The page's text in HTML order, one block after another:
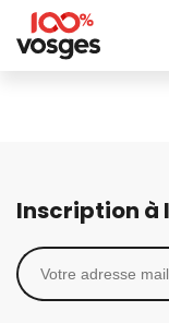
Inscription à